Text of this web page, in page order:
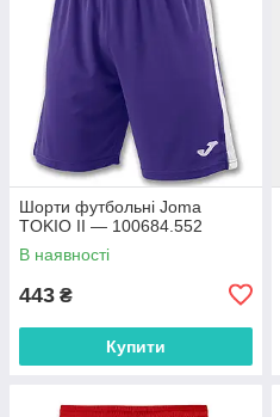
Шорти футбольні Joma
TOKIO II — 100684.552
В наявності
443 ₴
Купити